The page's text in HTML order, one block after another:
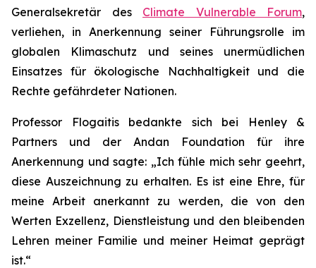
Generalsekretär des Climate Vulnerable Forum,
verliehen, in Anerkennung seiner Führungsrolle im
globalen Klimaschutz und seines unermüdlichen
Einsatzes für ökologische Nachhaltigkeit und die
Rechte gefährdeter Nationen.
Professor Flogaitis bedankte sich bei Henley &
Partners und der Andan Foundation für ihre
Anerkennung und sagte: „Ich fühle mich sehr geehrt,
diese Auszeichnung zu erhalten. Es ist eine Ehre, für
meine Arbeit anerkannt zu werden, die von den
Werten Exzellenz, Dienstleistung und den bleibenden
Lehren meiner Familie und meiner Heimat geprägt
ist.“